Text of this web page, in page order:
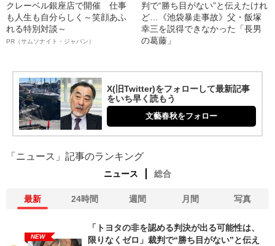
クレーベル銀座店で開催 仕事
も人生も自分らしく～笑顔あふ
れる特別対談～
PR（サムソナイト・ジャパン）
判で“勝ち目がない”と伝えたけれ
ど…《池袋暴走事故》父・飯塚
幸三を説得できなかった「長男
の葛藤」
X(旧Twitter)をフォローして最新記事
をいち早く読もう
文藝春秋をフォロー
「ニュース」記事のランキング
ニュース 総合
最新 24時間 週間 月間 写真
NEW
「トヨタの非を認める判決が出る可能性は、
限りなくゼロ」裁判で“勝ち目がない”と伝え